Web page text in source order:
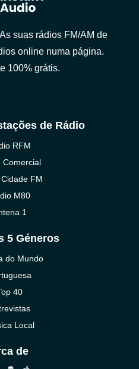
suas rádios FM/AM de
online numa página.
100% grátis.
de Rádio
RFM
Comercial
FM
M80
1
5 Géneros
do Mundo
40
Local
de